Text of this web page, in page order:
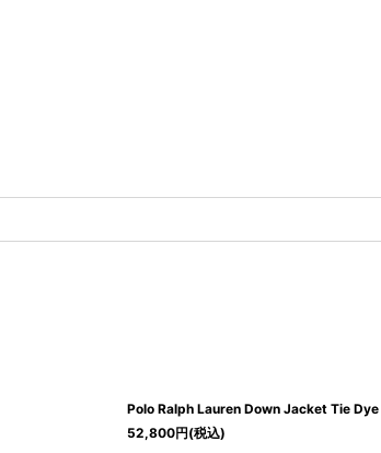
Polo Ralph Lauren Down Jacket Tie Dye
52,800円(税込)